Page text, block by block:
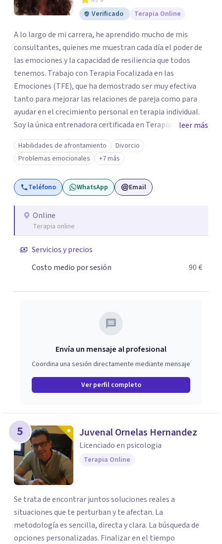
Verificado
Terapia Online
A lo largo de mi carrera, he aprendido mucho de mis
consultantes, quienes me muestran cada día el poder de
las emociones y la capacidad de resiliencia que todos
tenemos. Trabajo con Terapia Focalizada en las
Emociones (TFE), que ha demostrado ser muy efectiva
tanto para mejorar las relaciones de pareja como para
ayudar en el crecimiento personal en terapia individual.
Soy la única entrenadora certificada en Terapia
Focalizada en las Emociones (TFE) en España, además de
supervisora y terapeuta certificada. La TFE ha
demostrado una mejora significativa en las relaciones,
con un 70-75% de éxito y felicidad duradera. Este enfoque
también transforma la vida en terapia individual,
emocional. Desde que me gradué en Psicología en 2002,
siempre he estado en constante aprendizaje y
Máster en Terapia Cognitivo-Conductual y otro en
Psicodrama, profundizando en la mente humana y las
ofrecerte un espacio de confianza donde podamos
relaciones. Estoy aquí para acompañarte en ese proceso.
leer más
Habilidades de afrontamiento
Divorcio
Problemas emocionales
+7 más
Teléfono WhatsApp Email
Online
Terapia online
Servicios y precios
Costo medio por sesión
90 €
Envía un mensaje al profesional
Coordina una sesión directamente mediante mensaje
Ver perfil completo
5 Juvenal Ornelas Hernandez
Licenciado en psicologia
Terapia Online
Se trata de encontrar juntos soluciones reales a
situaciones que te perturban y te afectan. La
metodología es sencilla, directa y clara. La búsqueda de
opciones personalizadas. Finalizar en el tiempo